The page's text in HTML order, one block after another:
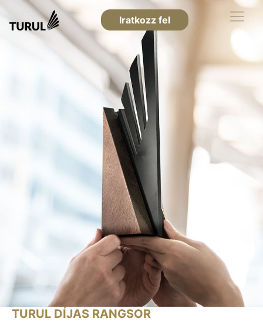
Iratkozz fel
TURUL DÍJAS RANGSOR